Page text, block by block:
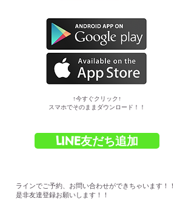
​↑今すぐクリック↑
スマホでそのままダウンロード！！
LINE友だち追加
ラインでご予約、お問い合わせができちゃいます！！
是非友達登録お願いします！！